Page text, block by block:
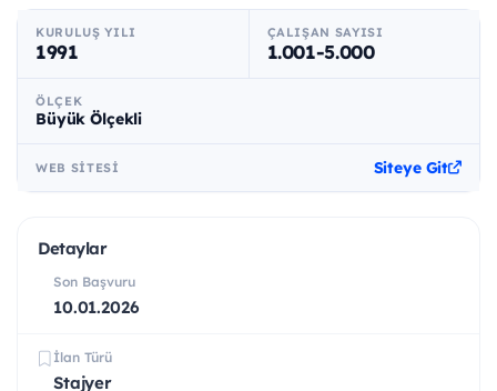
KURULUŞ YILI
1991
ÇALIŞAN SAYISI
1.001-5.000
ÖLÇEK
Büyük Ölçekli
WEB SITESI Siteye Git
Detaylar
Son Başvuru
10.01.2026
İlan Türü
Stajyer